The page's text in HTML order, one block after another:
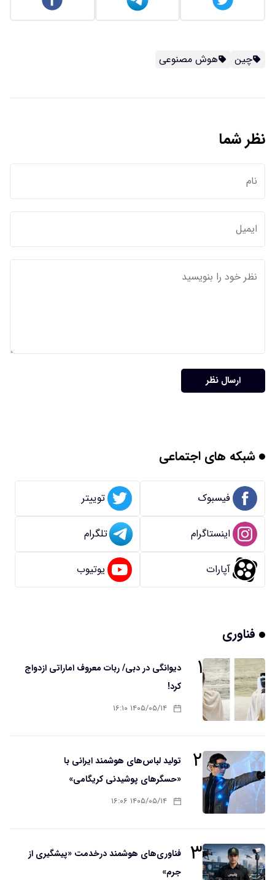
چین هوش مصنوعی
نظر شما
ارسال نظر
شبکه های اجتماعی
فیسبوک توییتر
اینستاگرام تلگرام
آپارات یوتیوب
فناوری
۱
دیوانگی در دبی/ ربات معروف اماراتی ازدواج
کرد!
۱۴۰۵/۰۵/۱۴ ۱۶:۱۰
۲
تولید لباس‌های هوشمند ایرانی با
«حسگرهای پوشیدنی کریگامی»
۱۴۰۵/۰۵/۱۴ ۱۶:۰۶
۳
فناوری‌های هوشمند درخدمت «پیشگیری از
جرم»